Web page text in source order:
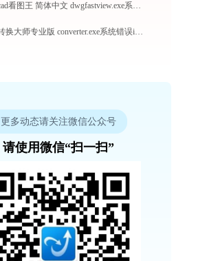
浩辰cad看图王 简体中文 dwgfastview.exe系统错误vcomp140.dll丢失如何解决
视频转换大师专业版 converter.exe系统错误implib.dll丢失如何解决
更多动态请关注微信公众号
请使用微信“扫一扫”